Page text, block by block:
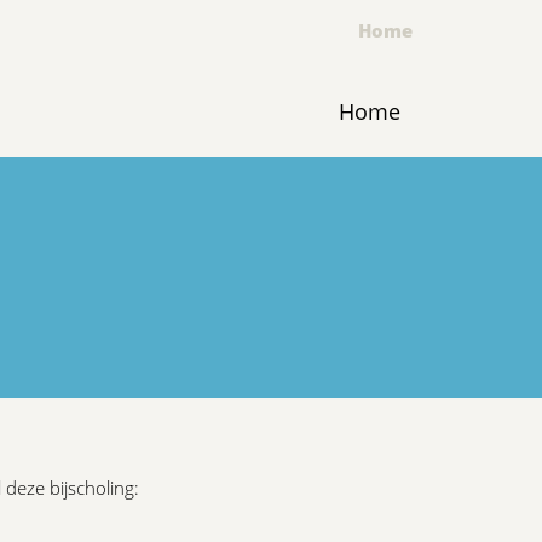
Home
Home
deze bijscholing: